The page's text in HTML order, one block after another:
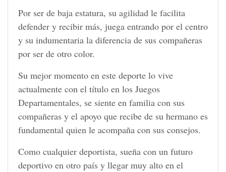
Por ser de baja estatura, su agilidad le facilita
defender y recibir más, juega entrando por el centro
y su indumentaria la diferencia de sus compañeras
por ser de otro color.
Su mejor momento en este deporte lo vive
actualmente con el título en los Juegos
Departamentales, se siente en familia con sus
compañeras y el apoyo que recibe de su hermano es
fundamental quien le acompaña con sus consejos.
Como cualquier deportista, sueña con un futuro
deportivo en otro país y llegar muy alto en el